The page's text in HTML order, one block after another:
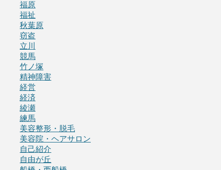
福原
福祉
秋葉原
窃盗
立川
競馬
竹ノ塚
精神障害
経営
経済
綾瀬
練馬
美容整形・脱毛
美容院・ヘアサロン
自己紹介
自由が丘